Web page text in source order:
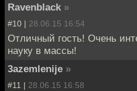
Ravenblack »
#10 | 28.06.15 16:54
Отличный гость! Очень
науку в массы!
3azemlenije »
#11 | 28.06.15 16:58